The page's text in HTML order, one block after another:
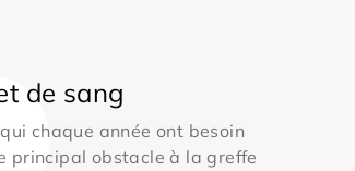
de sang
chaque année ont besoin
principal obstacle à la greffe